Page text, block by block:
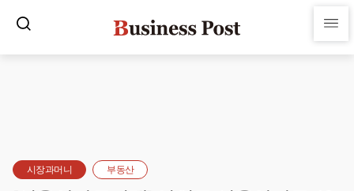
시장과머니 부동산